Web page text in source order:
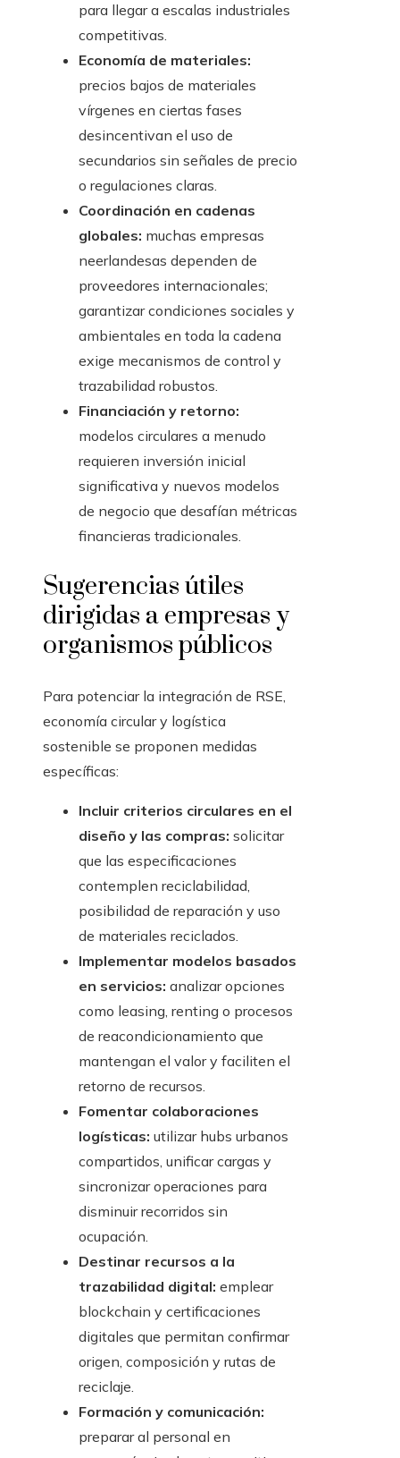
para llegar a escalas industriales
competitivas.
Economía de materiales:
precios bajos de materiales
vírgenes en ciertas fases
desincentivan el uso de
secundarios sin señales de precio
o regulaciones claras.
Coordinación en cadenas
globales: muchas empresas
neerlandesas dependen de
proveedores internacionales;
garantizar condiciones sociales y
ambientales en toda la cadena
exige mecanismos de control y
trazabilidad robustos.
Financiación y retorno:
modelos circulares a menudo
requieren inversión inicial
significativa y nuevos modelos
de negocio que desafían métricas
financieras tradicionales.
Sugerencias útiles
dirigidas a empresas y
organismos públicos
Para potenciar la integración de RSE,
economía circular y logística
sostenible se proponen medidas
específicas:
Incluir criterios circulares en el
diseño y las compras: solicitar
que las especificaciones
contemplen reciclabilidad,
posibilidad de reparación y uso
de materiales reciclados.
Implementar modelos basados
en servicios: analizar opciones
como leasing, renting o procesos
de reacondicionamiento que
mantengan el valor y faciliten el
retorno de recursos.
Fomentar colaboraciones
logísticas: utilizar hubs urbanos
compartidos, unificar cargas y
sincronizar operaciones para
disminuir recorridos sin
ocupación.
Destinar recursos a la
trazabilidad digital: emplear
blockchain y certificaciones
digitales que permitan confirmar
origen, composición y rutas de
reciclaje.
Formación y comunicación:
preparar al personal en